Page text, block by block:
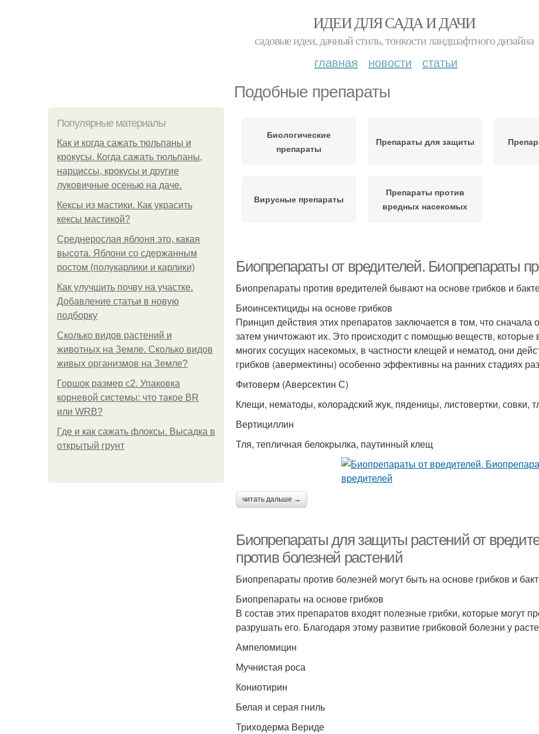
ИДЕИ ДЛЯ САДА И ДАЧИ
садовые идеи, дачный стиль, тонкости ландшафтного дизайна
главная новости статьи
Подобные препараты
Популярные материалы
Как и когда сажать тюльпаны и
крокусы. Когда сажать тюльпаны,
нарциссы, крокусы и другие
луковичные осенью на даче.
Кексы из мастики. Как украсить
кексы мастикой?
Среднерослая яблоня это, какая
высота. Яблони со сдержанным
ростом (полукарлики и карлики)
Как улучшить почву на участке.
Добавление статьи в новую
подборку
Сколько видов растений и
животных на Земле. Сколько видов
живых организмов на Земле?
Горшок размер с2. Упаковка
корневой системы: что такое BR
или WRB?
Где и как сажать флоксы. Высадка в
открытый грунт
Биологические
препараты
Препараты для защиты
Вирусные препараты
Препараты против
вредных насекомых
Биопрепараты от вредителей. Биопрепараты
Биопрепараты против вредителей бывают на основе грибков и
Биоинсектициды на основе грибков
Принцип действия этих препаратов заключается в том, что
затем уничтожают их. Это происходит с помощью веществ,
многих сосущих насекомых, в частности клещей и нематод, они
грибков (авермектины) особенно эффективны на ранних стадиях
Фитоверм (Аверсектин С)
Клещи, нематоды, колорадский жук, пяденицы, листовертки, совки,
Вертициллин
Тля, тепличная белокрылка, паутинный клещ
читать дальше →
Биопрепараты для защиты растений от
против болезней растений
Биопрепараты против болезней могут быть на основе грибков и
Биопрепараты на основе грибков
В состав этих препаратов входят полезные грибки, которые могут
разрушать его. Благодаря этому развитие грибковой болезни у
Ампеломицин
Мучнистая роса
Кониотирин
Белая и серая гниль
Триходерма Вериде